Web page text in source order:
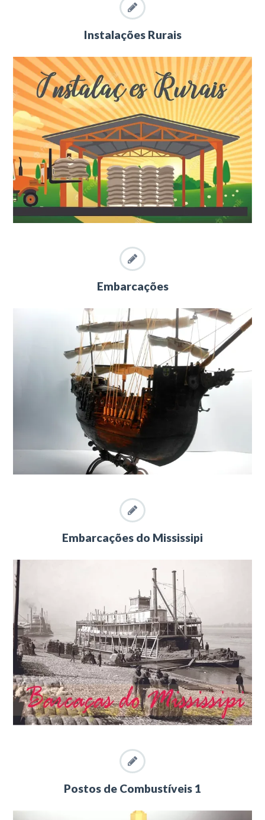
Instalações Rurais
Embarcações
Embarcações do Mississipi
Postos de Combustíveis 1